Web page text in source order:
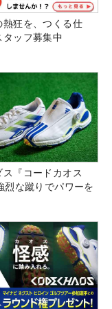
熱狂を、つくる仕
タッフ募集中
ス『コードカオス
烈な蹴りでパワーを